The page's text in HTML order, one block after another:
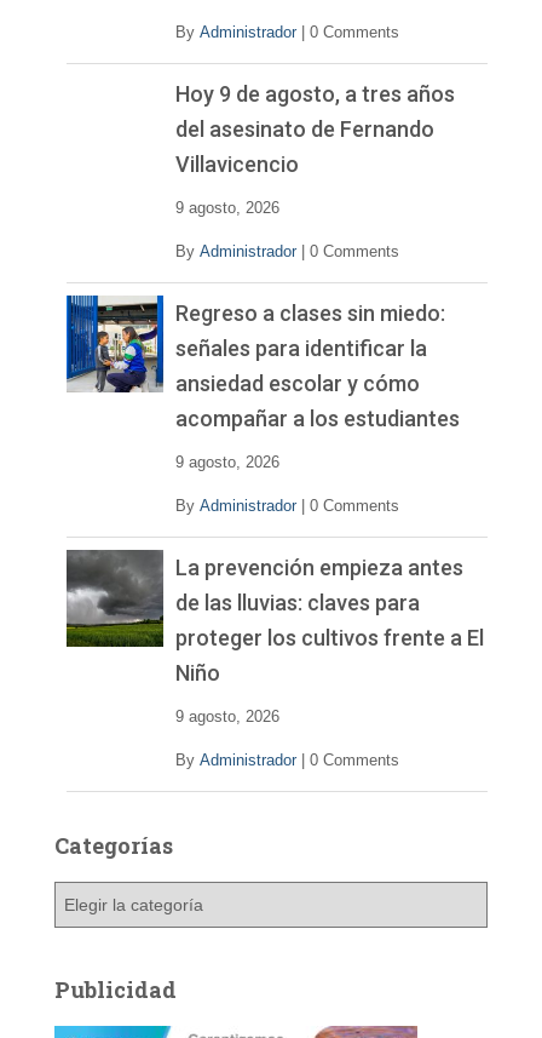
By Administrador 0 Comments
Hoy 9 de agosto, a tres años
del asesinato de Fernando
Villavicencio
9 agosto, 2026
By Administrador 0 Comments
Regreso a clases sin miedo:
señales para identificar la
ansiedad escolar y cómo
acompañar a los estudiantes
9 agosto, 2026
By Administrador 0 Comments
La prevención empieza antes
de las lluvias: claves para
proteger los cultivos frente a El
Niño
9 agosto, 2026
By Administrador 0 Comments
Categorías
g
o
Publicidad